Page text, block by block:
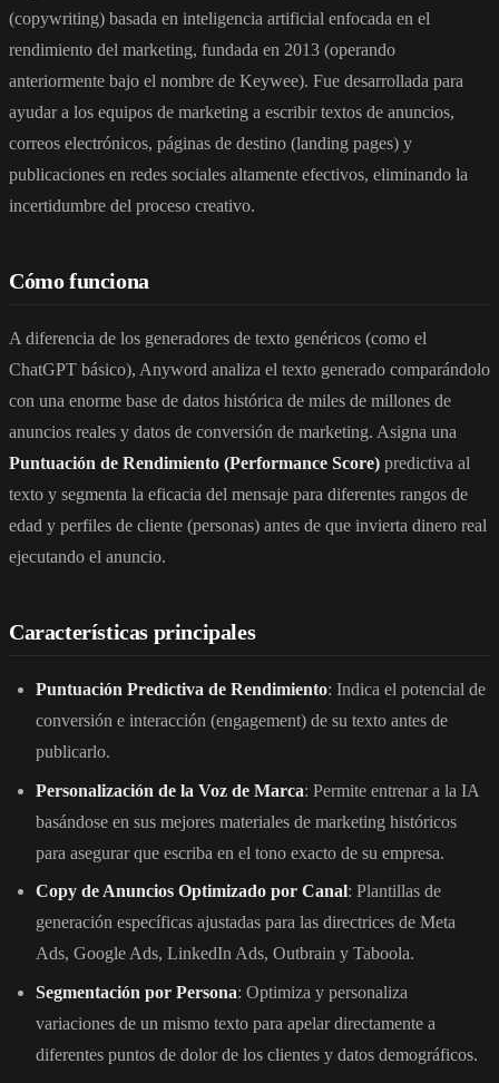
(copywriting) basada en inteligencia artificial enfocada en el
rendimiento del marketing, fundada en 2013 (operando
anteriormente bajo el nombre de Keywee). Fue desarrollada para
ayudar a los equipos de marketing a escribir textos de anuncios,
correos electrónicos, páginas de destino (landing pages) y
publicaciones en redes sociales altamente efectivos, eliminando la
incertidumbre del proceso creativo.
Cómo funciona
A diferencia de los generadores de texto genéricos (como el
ChatGPT básico), Anyword analiza el texto generado comparándolo
con una enorme base de datos histórica de miles de millones de
anuncios reales y datos de conversión de marketing. Asigna una
Puntuación de Rendimiento (Performance Score) predictiva al
texto y segmenta la eficacia del mensaje para diferentes rangos de
edad y perfiles de cliente (personas) antes de que invierta dinero real
ejecutando el anuncio.
Características principales
Puntuación Predictiva de Rendimiento: Indica el potencial de
conversión e interacción (engagement) de su texto antes de
publicarlo.
Personalización de la Voz de Marca: Permite entrenar a la IA
basándose en sus mejores materiales de marketing históricos
para asegurar que escriba en el tono exacto de su empresa.
Copy de Anuncios Optimizado por Canal: Plantillas de
generación específicas ajustadas para las directrices de Meta
Ads, Google Ads, LinkedIn Ads, Outbrain y Taboola.
Segmentación por Persona: Optimiza y personaliza
variaciones de un mismo texto para apelar directamente a
diferentes puntos de dolor de los clientes y datos demográficos.